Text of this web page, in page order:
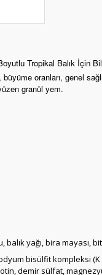
Tropikal Balık İçin
büyüme oranları, genel
granül yem.
balık yağı, bira mayası,
bisülfit kompleksi
demir sülfat,